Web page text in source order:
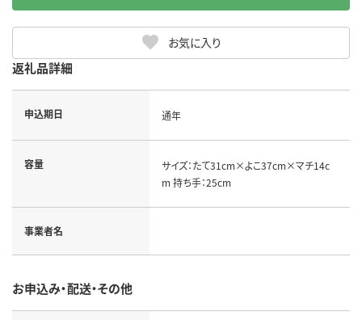
お気に入り
返礼品詳細
申込期日 通年
容量
サイズ：たて31cm×よこ37cm×マチ14c
m 持ち手：25cm
事業者名
お申込み・配送・その他